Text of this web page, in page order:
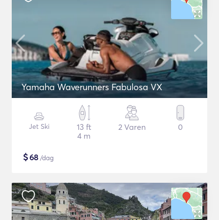
Yamaha Waverunners Fabulosa VX
Jet Ski
13 ft
4 m
2 Varen 0
$68 /dag